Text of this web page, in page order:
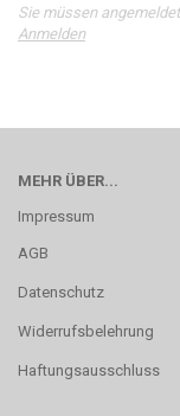
Sie müssen
Anmelden
MEHR ÜBER...
Impressum
AGB
Datenschutz
Widerrufsbelehrung
Haftungsausschluss